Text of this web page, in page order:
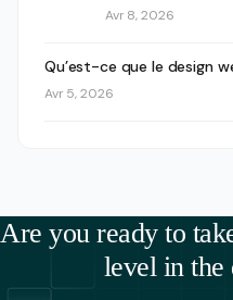
Avr 8, 2026
Qu’est-ce que le design
Avr 5, 2026
Are you ready to
level in